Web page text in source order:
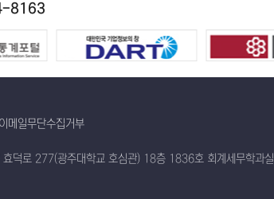
8163
이메일무단수집거부
효덕로 277(광주대학교 호심관) 18층 1836호 회계세무학과실